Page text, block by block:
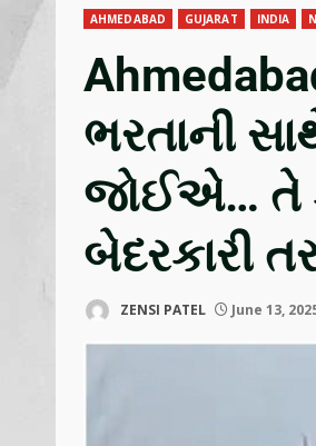
AHMEDABAD GUJARAT INDIA
ભરતાની
જોઈએ… તે
બેદરકારી
ZENSI PATEL June 13,